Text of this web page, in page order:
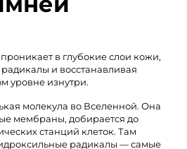
в глубокие слои кожи,
и восстанавливая
уровне изнутри.
молекула во Вселенной. Она
мембраны, добирается до
станций клеток. Там
радикалы — самые